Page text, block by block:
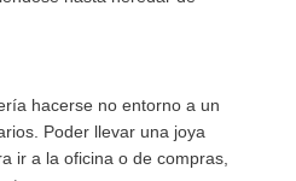
hacerse no entorno a un
Poder llevar una joya
ir a la oficina o de compras,